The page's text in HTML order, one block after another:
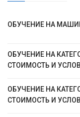
ОБУЧЕНИЕ НА
ОБУЧЕНИЕ НА
СТОИМОСТЬ И
ОБУЧЕНИЕ НА
СТОИМОСТЬ И